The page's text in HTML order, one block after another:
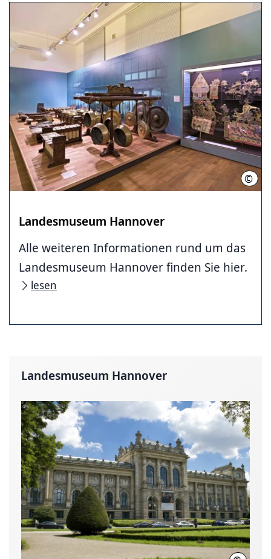
©
Landesmuseum Hannover
Alle weiteren Informationen rund um das
Landesmuseum Hannover finden Sie hier.
lesen
Landesmuseum Hannover